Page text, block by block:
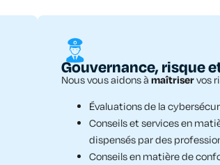
Gouvernance, risque
Nous vous aidons àmaîtriservos
Évaluations de la
Conseils et services en
dispensés par des
Conseils en matière de